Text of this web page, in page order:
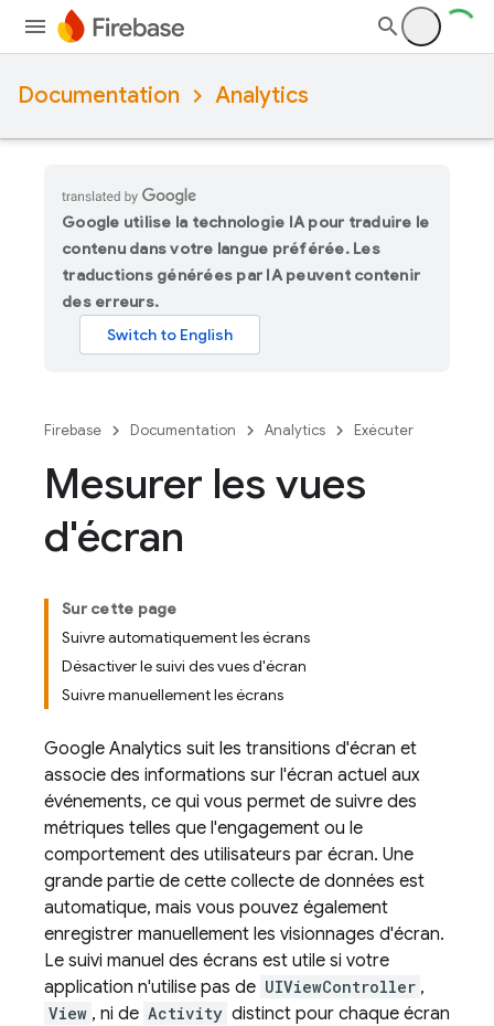
Documentation Analytics
Google utilise la technologie IA pour traduire le
contenu dans votre langue préférée. Les
traductions générées par IA peuvent contenir
des erreurs.
Firebase Documentation Analytics Exécuter
Mesurer les vues
d'écran
Sur cette page
Suivre automatiquement les écrans
Désactiver le suivi des vues d'écran
Suivre manuellement les écrans
Google Analytics suit les transitions d'écran et
associe des informations sur l'écran actuel aux
événements, ce qui vous permet de suivre des
métriques telles que l'engagement ou le
comportement des utilisateurs par écran. Une
grande partie de cette collecte de données est
automatique, mais vous pouvez également
enregistrer manuellement les visionnages d'écran.
Le suivi manuel des écrans est utile si votre
application n'utilise pas de UIViewController ,
View , ni de Activity distinct pour chaque écran